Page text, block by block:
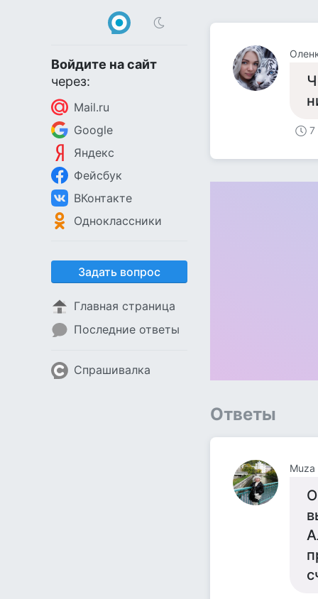
Войдите на сайт
через:
Mail.ru
Google
Яндекс
Фейсбук
ВКонтакте
Одноклассники
Задать вопрос
Главная страница
Последние ответы
Спрашивалка
7
Ответы
Muza